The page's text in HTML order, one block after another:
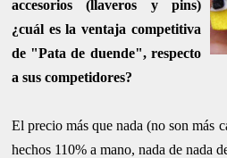
accesorios (llaveros y pins)
¿cuál es la ventaja competitiva
de "Pata de duende", respecto
a sus competidores?
El precio más que nada (no son más
hechos 110% a mano, nada de nada